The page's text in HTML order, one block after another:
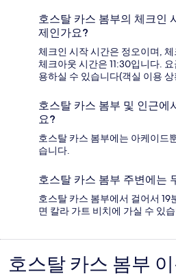
호스탈 카스 봄부의 체크인
제인가요?
체크인 시작 시간은 정오이며,
체크아웃 시간은 11:30입니다.
용하실 수 있습니다(객실 이용
호스탈 카스 봄부 및 인근에
요?
호스탈 카스 봄부에는 아케이드
습니다.
호스탈 카스 봄부 주변에는
호스탈 카스 봄부에서 걸어서
면 칼라 가트 비치에 가실 수 있
이
호스탈 카스 봄부